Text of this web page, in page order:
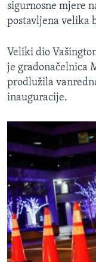
sigurnosne mjere
postavljena velika
Veliki dio
je gradonačelnica
prodlužila
inauguracije.